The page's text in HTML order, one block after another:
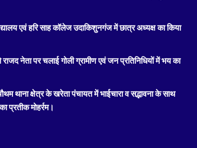
एवं हरि साह कॉलेज उदाकिशुनगंज में छात्र अध्यक्ष का किया
नेता पर चलाई गोली ग्रामीण एवं जन प्रतिनिधियों में भय का
थाना क्षेत्र के खरेता पंचायत में भाईचारा व सद्भावना के साथ
प्रतीक मोहर्रम।